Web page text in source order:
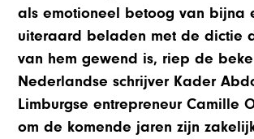
als emotioneel betoog van bijna
uiteraard beladen met de dictie
van hem gewend is, riep de
Nederlandse schrijver Kader
Limburgse entrepreneur Camille
om de komende jaren zijn